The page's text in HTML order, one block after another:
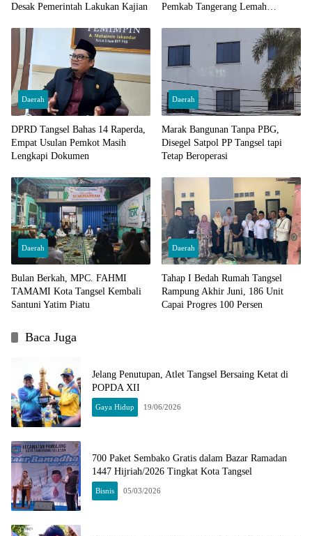
Desak Pemerintah Lakukan Kajian
Pemkab Tangerang Lemah
Daerah
DPRD Tangsel Bahas 14 Raperda,
Empat Usulan Pemkot Masih
Lengkapi Dokumen
Daerah
Marak Bangunan Tanpa PBG,
Disegel Satpol PP Tangsel tapi
Tetap Beroperasi
Daerah
Bulan Berkah, MPC. FAHMI
TAMAMI Kota Tangsel Kembali
Santuni Yatim Piatu
Daerah
Tahap I Bedah Rumah Tangsel
Rampung Akhir Juni, 186 Unit
Capai Progres 100 Persen
Baca Juga
Jelang Penutupan, Atlet Tangsel Bersaing Ketat di
POPDA XII
Gaya Hidup 19/06/2026
700 Paket Sembako Gratis dalam Bazar Ramadan
1447 Hijriah/2026 Tingkat Kota Tangsel
Bisnis 05/03/2026